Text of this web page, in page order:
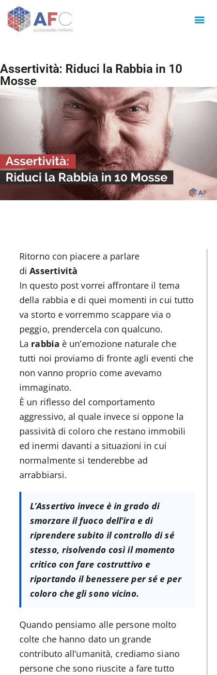
Assertività: Riduci la Rabbia in 10
Mosse
Ritorno con piacere a parlare
diAssertività
In questo post vorrei affrontare il tema
della rabbia e di quei momenti in cui tutto
va storto e vorremmo scappare via o
peggio, prendercela con qualcuno.
La rabbia è un’emozione naturale che
tutti noi proviamo di fronte agli eventi che
non vanno proprio come avevamo
immaginato.
È un riflesso del comportamento
aggressivo, al quale invece si oppone la
passività di coloro che restano immobili
ed inermi davanti a situazioni in cui
normalmente si tenderebbe ad
arrabbiarsi.
L’Assertivo invece è in grado di
smorzare il fuoco dell’ira e di
riprendere subito il controllo di sé
stesso, risolvendo così il momento
critico con fare costruttivo e
riportando il benessere per sé e per
coloro che gli sono vicino.
Quando pensiamo alle persone molto
colte che hanno dato un grande
contributo all’umanità, crediamo siano
persone che sono riuscite a fare tutto